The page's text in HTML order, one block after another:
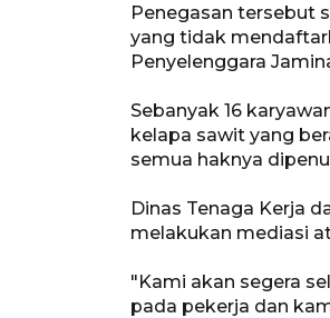
Penegasan tersebut
yang tidak
Penyelenggara
Sebanyak 16
kelapa sawit yang
semua haknya
Dinas Tenaga Kerja
melakukan mediasi
"Kami akan segera
pada pekerja dan